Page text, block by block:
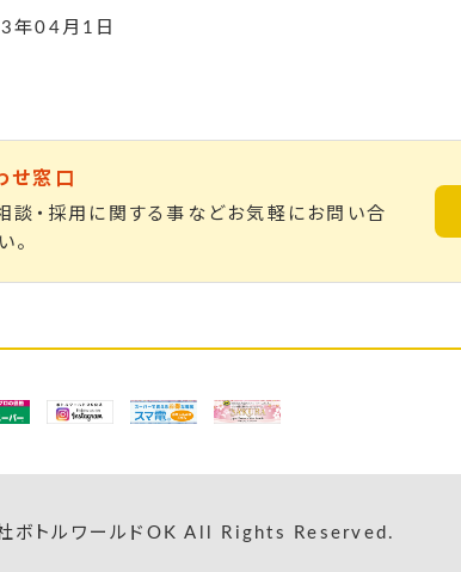
年04月1日
せ窓口
談・採用に関する事などお気軽にお問い合
。
トルワールドOK All Rights Reserved.